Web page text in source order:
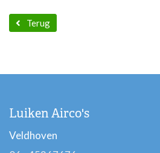
Terug
Luiken Airco's
Veldhoven